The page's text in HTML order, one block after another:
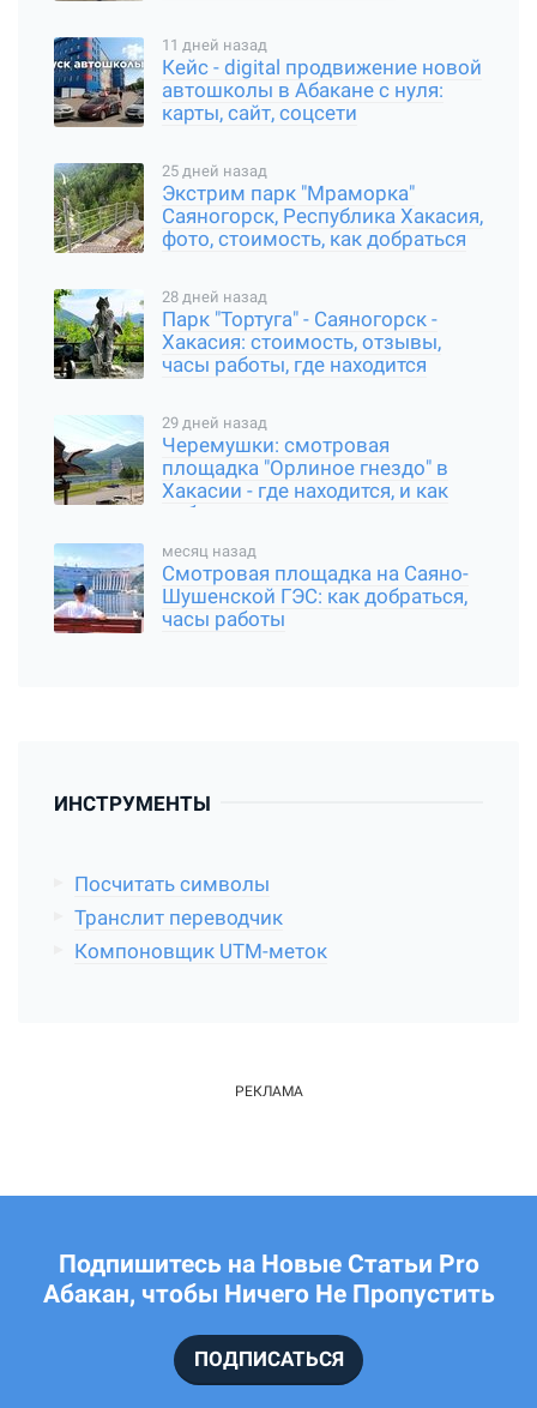
11 дней назад
Кейс - digital продвижение новой
автошколы в Абакане с нуля:
карты, сайт, соцсети
25 дней назад
Экстрим парк "Мраморка"
Саяногорск, Республика Хакасия,
фото, стоимость, как добраться
28 дней назад
Парк "Тортуга" - Саяногорск -
Хакасия: стоимость, отзывы,
часы работы, где находится
29 дней назад
Черемушки: смотровая
площадка "Орлиное гнездо" в
Хакасии - где находится, и как
добраться
месяц назад
Смотровая площадка на Саяно-
Шушенской ГЭС: как добраться,
часы работы
ИНСТРУМЕНТЫ
Посчитать символы
Транслит переводчик
Компоновщик UTM-меток
Подпишитесь на Новые Статьи Pro
Абакан, чтобы Ничего Не Пропустить
ПОДПИСАТЬСЯ